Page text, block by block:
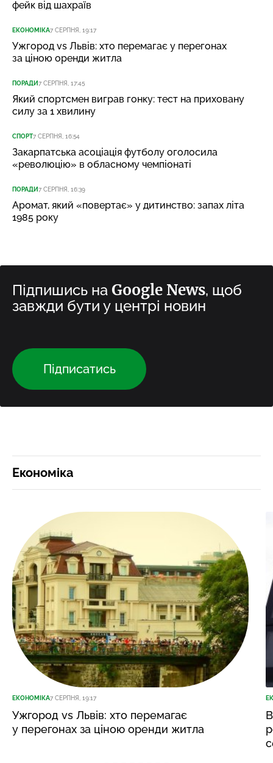
фейк від шахраїв
ЕКОНОМІКА7 СЕРПНЯ, 19:17
Ужгород vs Львів: хто перемагає у перегонах
за ціною оренди житла
ПОРАДИ7 СЕРПНЯ, 17:45
Який спортсмен виграв гонку: тест на приховану
силу за 1 хвилину
СПОРТ7 СЕРПНЯ, 16:54
Закарпатська асоціація футболу оголосила
«революцію» в обласному чемпіонаті
ПОРАДИ7 СЕРПНЯ, 16:39
Аромат, який «повертає» у дитинство: запах літа
1985 року
Підпишись на Google News, щоб
завжди бути у центрі новин
Підписатись
Економіка
ЕКОНОМІКА7 СЕРПНЯ, 19:17
Ужгород vs Львів: хто перемагає
у перегонах за ціною оренди житла